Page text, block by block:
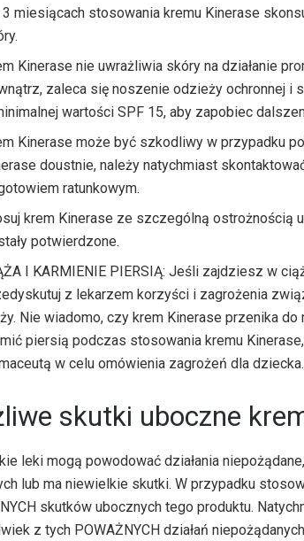
3 miesiącach stosowania kremu Kinerase
Kinerase nie uwrażliwia skóry na działanie
zaleca się noszenie odzieży ochronnej i
wartości SPF 15, aby zapobiec
Kinerase może być szkodliwy w przypadku
doustnie, należy natychmiast
ratunkowym.
krem ​​Kinerase ze szczególną ostrożnością
potwierdzone.
I KARMIENIE PIERSIĄ: Jeśli zajdziesz w
z lekarzem korzyści i zagrożenia
Nie wiadomo, czy krem ​​Kinerase przenika
piersią podczas stosowania kremu
w celu omówienia zagrożeń dla dziecka.
skutki uboczne
leki mogą powodować działania
lub ma niewielkie skutki. W przypadku
skutków ubocznych tego produktu.
z tych POWAŻNYCH działań